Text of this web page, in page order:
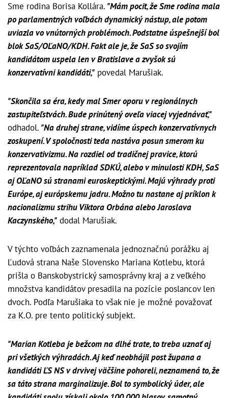
Sme rodina Borisa Kollára. "Mám pocit, že Sme rodina mala
po parlamentných voľbách dynamický nástup, ale potom
uviazla vo vnútorných problémoch. Podstatne úspešnejší bol
blok SaS/OĽaNO/KDH. Fakt ale je, že SaS so svojím
kandidátom uspela len v Bratislave a zvyšok sú
konzervatívni kandidáti," povedal Marušiak.
"Skončila sa éra, kedy mal Smer oporu v regionálnych
zastupiteľstvách. Bude prinútený oveľa viacej vyjednávať,"
odhadol. "Na druhej strane, vidíme úspech konzervatívnych
zoskupení. V spoločnosti teda nastáva posun smerom ku
konzervativizmu. Na rozdiel od tradičnej pravice, ktorú
reprezentovala napríklad SDKÚ, alebo v minulosti KDH, SaS
aj OĽaNO sú stranami euroskeptickými. Majú výhrady proti
Európe, aj európskemu jadru. Možno tu nastane aj príklon k
nacionalizmu strihu Viktora Orbána alebo Jaroslava
Kaczynského," dodal Marušiak.
V týchto voľbách zaznamenala jednoznačnú porážku aj
Ľudová strana Naše Slovensko Mariana Kotlebu, ktorá
prišla o Banskobystrický samosprávny kraj a z veľkého
množstva kandidátov presadila na pozície poslancov len
dvoch. Podľa Marušiaka to však nie je možné považovať
za K.O. pre tento politický subjekt.
"Marian Kotleba je bežcom na dlhé trate, to treba uznať aj
pri všetkých výhradách. Aj keď neobhájil post župana a
kandidáti ĽS NS v drvivej väčšine pohoreli, neznamená to, že
sa táto strana marginalizuje. Bol to symbolický úder, ale